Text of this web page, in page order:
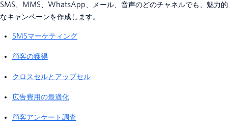
SMS、MMS、WhatsApp、メール、音声のどのチャネルでも、魅力的
なキャンペーンを作成します。
SMSマーケティング
顧客の獲得
クロスセルとアップセル
広告費用の最適化
顧客アンケート調査